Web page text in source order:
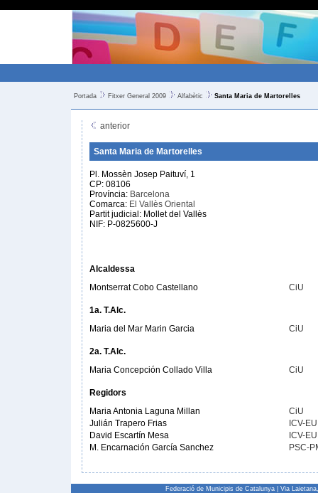
Portada Fitxer General 2009 Alfabètic Santa Maria de Martorelles
anterior
Santa Maria de Martorelles
Pl. Mossèn Josep Paituví, 1
CP: 08106
Província: Barcelona
Comarca: El Vallès Oriental
Partit judicial: Mollet del Vallès
NIF: P-0825600-J
Alcaldessa
Montserrat Cobo Castellano
CiU
1a. T.Alc.
Maria del Mar Marin Garcia
CiU
2a. T.Alc.
Maria Concepción Collado Villa
CiU
Regidors
Maria Antonia Laguna Millan
CiU
Julián Trapero Frias
ICV-
David Escartín Mesa
ICV-
M. Encarnación García Sanchez
PSC-
Federació de Municipis de Catalunya | Via